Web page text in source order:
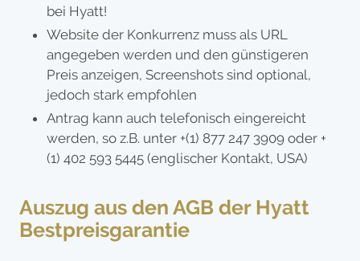
bei Hyatt!
Website der Konkurrenz muss als URL
angegeben werden und den günstigeren
Preis anzeigen, Screenshots sind optional,
jedoch stark empfohlen
Antrag kann auch telefonisch eingereicht
werden, so z.B. unter +(1) 877 247 3909 oder +
(1) 402 593 5445 (englischer Kontakt, USA)
Auszug aus den AGB der Hyatt
Bestpreisgarantie